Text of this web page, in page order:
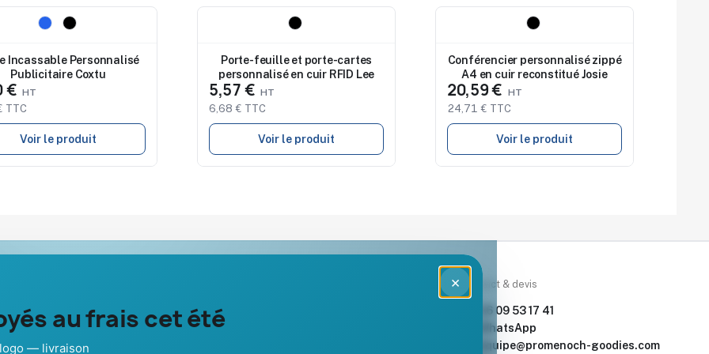
Incassable Personnalisé
Publicitaire Coxtu
€
TTC
Voir le produit
Porte-feuille et porte-cartes
personnalisé en cuir RFID Lee
5,57 €
6,68 € TTC
Voir le produit
Conférencier personnalisé zippé
A4 en cuir reconstitué Josie
20,59 €
24,71 € TTC
Voir le produit
×
au frais cet été
— livraison
À propos
Nos expertises &
Contact & devis
06 09 53 17 41
WhatsApp
equipe@promenoch-goodies.com